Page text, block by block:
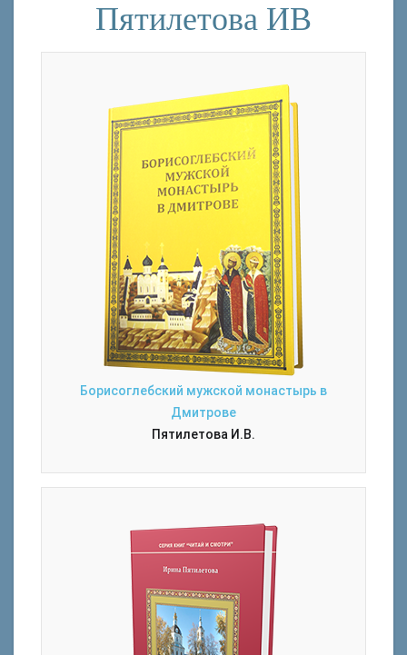
Пятилетова ИВ
Борисоглебский мужской монастырь в
Дмитрове
Пятилетова И.В.